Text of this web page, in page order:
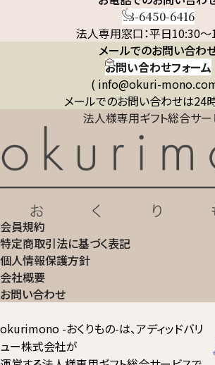
03-6450-6416
法人専用窓口：平日10:30
メールでのお問い合わ
お問い合わせフォーム
( info@okuri-
メールでのお問い合わせは24
法人様専用ギフト総合サー
会員規約
特定商取引法に基づく表記
個人情報保護方針
会社概要
お問い合わせ
okurimono -おくりもの-は、アディッドバリ
ュー株式会社が